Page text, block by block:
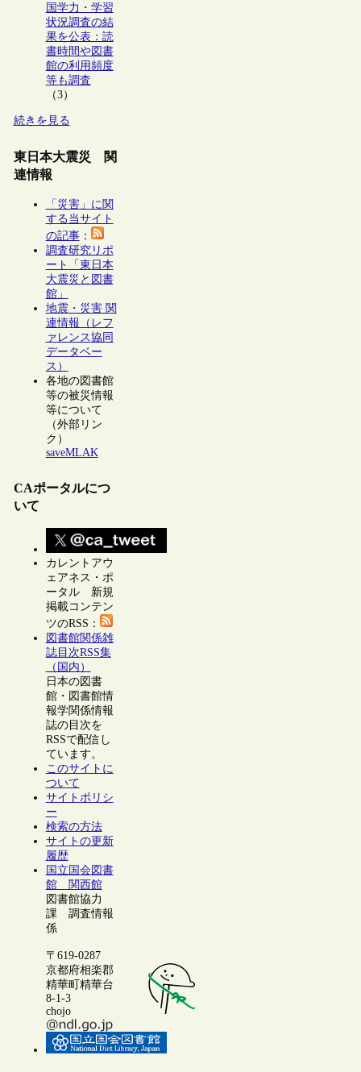
国学力・学習
状況調査の結
果を公表：読
書時間や図書
館の利用頻度
等も調査
（3）
続きを見る
東日本大震災 関
連情報
「災害」に関
する当サイト
の記事：
調査研究リポ
ート「東日本
大震災と図書
館」
地震・災害 関
連情報（レフ
ァレンス協同
データベー
ス）
各地の図書館
等の被災情報
等について
（外部リン
ク）
saveMLAK
CAポータルにつ
いて
カレントアウ
ェアネス・ポ
ータル 新規
掲載コンテン
ツのRSS：
図書館関係雑
誌目次RSS集
（国内）
日本の図書
館・図書館情
報学関係情報
誌の目次を
RSSで配信し
ています。
このサイトに
ついて
サイトポリシ
ー
検索の方法
サイトの更新
履歴
国立国会図書
館 関西館
図書館協力
課 調査情報
係
〒619-0287
京都府相楽郡
精華町精華台
8-1-3
chojo